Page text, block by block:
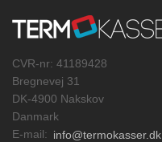
CVR-nr: 41189428
Bregnevej 31
DK-4900 Nakskov
Danmark
E-mail: info@termokasser.dk